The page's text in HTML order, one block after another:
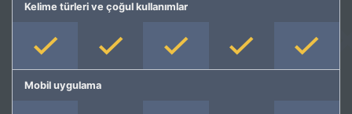
Kelime türleri ve çoğul kullanımlar
Mobil uygulama